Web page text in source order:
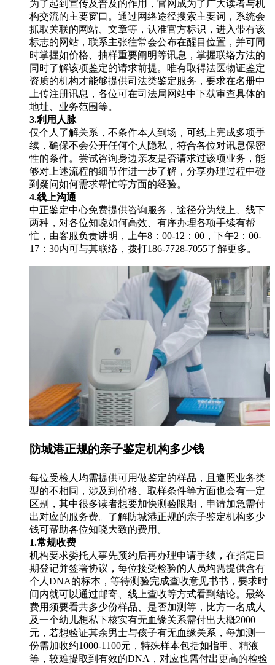
为了起到宣传及普及的作用，官网成为了广大读者与机
构交流的主要窗口。通过网络途径搜索主要词，系统会
抓取关联的网站、文章等，认准官方标识，进入带有该
标志的网站，联系主张往常会公布在醒目位置，并可同
时掌握如价格、抽样重要阐明等讯息，掌握联络方法的
同时了解该项鉴定的请求前提。唯有取得法医物证鉴定
资质的机构才能够提供司法类鉴定服务，要求在名册中
上传注册讯息，各位可在司法局网站中下载审查具体的
地址、业务范围等。
3.利用人脉
仅个人了解关系，不条件本人到场，可线上完成多项手
续，确保不会公开任何个人隐私，符合各位对讯息保密
性的条件。尝试咨询身边亲友是否请求过该项业务，能
够对上述流程的细节作进一步了解，分享办理过程中碰
到疑问如何需求帮忙等方面的经验。
4.线上沟通
中正鉴定中心免费提供咨询服务，途径分为线上、线下
两种，对各位知晓如何高效、有序办理各项手续有帮
忙，由客服负责讲明，上午8：00-12：00，下午2：00-
17：30内可与其联络，拨打186-7728-7055了解更多。
防城港正规的亲子鉴定机构多少钱
每位受检人均需提供可用做鉴定的样品，且遵照业务类
型的不相同，涉及到价格、取样条件等方面也会有一定
区别，其中很多读者想要加快测验限期，申请加急需付
出对应的服务费。了解防城港正规的亲子鉴定机构多少
钱可帮助各位知晓大致的费用。
1.常规收费
机构要求委托人事先预约后再办理申请手续，在指定日
期登记并签署协议，每位接受检验的人员均需提供含有
个人DNA的标本，等待测验完成查收意见书书，要求时
间内就可以通过邮寄、线上查收等方式看到结论。最终
费用须要看共多少份样品、是否加测等，比方一名成人
及一个幼儿想私下核实有无血缘关系需付出大概2000
元，若想验证其余男士与孩子有无血缘关系，每加测一
份需加收约1000-1100元，特殊样本包括如指甲、精液
等，较难提取到有效的DNA，对应也需付出更高的检验